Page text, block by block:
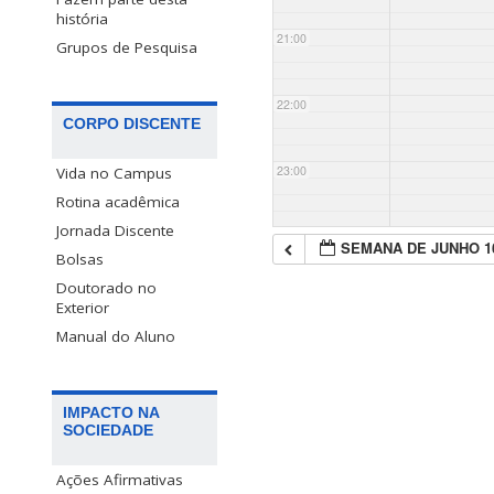
história
Grupos de Pesquisa
CORPO DISCENTE
Vida no Campus
Rotina acadêmica
Jornada Discente
Bolsas
Doutorado no
Exterior
Manual do Aluno
IMPACTO NA
SOCIEDADE
Ações Afirmativas
21:00
22:00
23:00
SEMANA DE JUNHO